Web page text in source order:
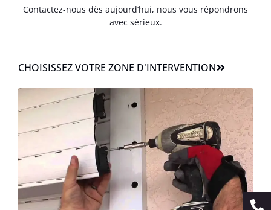
Contactez-nous dès aujourd’hui, nous vous répondrons
avec sérieux.
CHOISISSEZ VOTRE ZONE D'INTERVENTION